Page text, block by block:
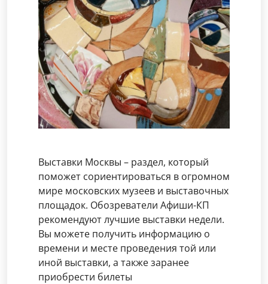
Выставки Москвы – раздел, который
поможет сориентироваться в огромном
мире московских музеев и выставочных
площадок. Обозреватели Афиши-КП
рекомендуют лучшие выставки недели.
Вы можете получить информацию о
времени и месте проведения той или
иной выставки, а также заранее
приобрести билеты